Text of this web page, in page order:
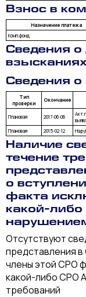
Взнос в
Назначение платежа
Комп.фонд
Сведения
взысканиях
Сведения о
Тип
проверки
Окончание
Плановая 2017-06-06
Акт
Плановая
2015-02-12
Наличие
течение
о
факта
какой-
Отсутствуют
представления
члены этой СРО
какой-либо СРО
требований